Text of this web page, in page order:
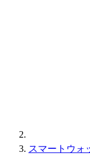
スマートウォ